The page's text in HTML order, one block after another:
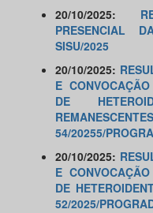
20/10/2025:
PRESENCIAL
SISU/2025
20/10/2025:
E
DE
54/20255/
20/10/2025:
E
DE
52/2025/